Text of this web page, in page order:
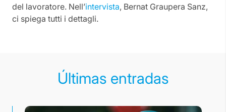
del lavoratore. Nell’intervista, Bernat Graupera Sanz,
ci spiega tutti i dettagli.
Últimas entradas